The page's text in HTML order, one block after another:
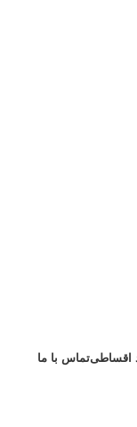
اقساطیتماس با ما